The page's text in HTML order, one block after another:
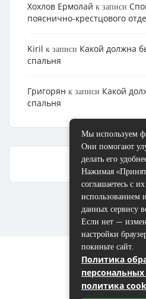
Хохлов Ермолай к записи
пояснично-крестцового
Kiril к записи Какой должна
спальня
Григорян к записи Какой
спальня
Мы используем
Они помогают
делать его
Нажимая
соглашаетесь с их
использованием
данных сервису
Если нет —
настройки
покиньте сайт.
Политика
политика